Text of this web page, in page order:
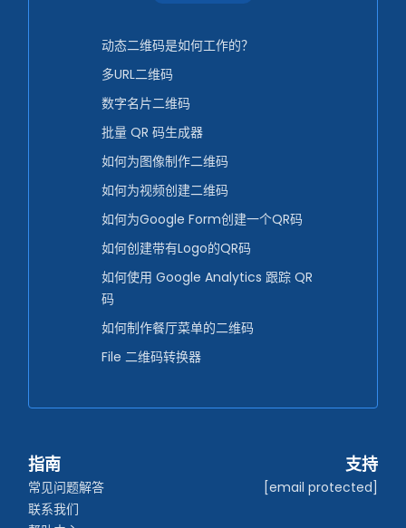
动态二维码是如何工作的？
多URL二维码
数字名片二维码
批量 QR 码生成器
如何为图像制作二维码
如何为视频创建二维码
如何为Google Form创建一个QR码
如何创建带有Logo的QR码
如何使用 Google Analytics 跟踪 QR
码
如何制作餐厅菜单的二维码
File 二维码转换器
指南
常见问题解答
联系我们
支持
[email protected]